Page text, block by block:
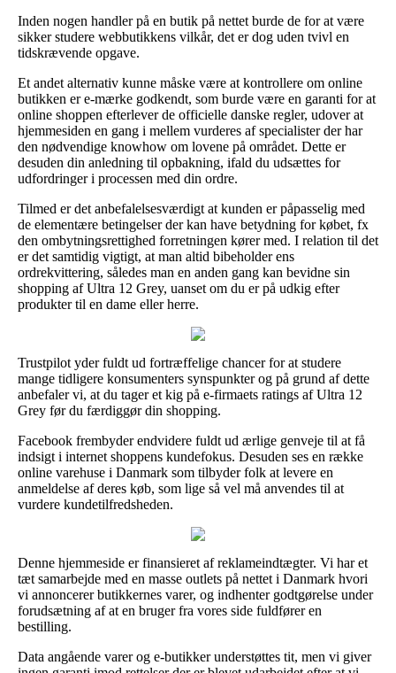
Inden nogen handler på en butik på nettet burde de for at være
sikker studere webbutikkens vilkår, det er dog uden tvivl en
tidskrævende opgave.
Et andet alternativ kunne måske være at kontrollere om online
butikken er e-mærke godkendt, som burde være en garanti for at
online shoppen efterlever de officielle danske regler, udover at
hjemmesiden en gang i mellem vurderes af specialister der har
den nødvendige knowhow om lovene på området. Dette er
desuden din anledning til opbakning, ifald du udsættes for
udfordringer i processen med din ordre.
Tilmed er det anbefalelsesværdigt at kunden er påpasselig med
de elementære betingelser der kan have betydning for købet, fx
den ombytningsrettighed forretningen kører med. I relation til det
er det samtidig vigtigt, at man altid bibeholder ens
ordrekvittering, således man en anden gang kan bevidne sin
shopping af Ultra 12 Grey, uanset om du er på udkig efter
produkter til en dame eller herre.
Trustpilot yder fuldt ud fortræffelige chancer for at studere
mange tidligere konsumenters synspunkter og på grund af dette
anbefaler vi, at du tager et kig på e-firmaets ratings af Ultra 12
Grey før du færdiggør din shopping.
Facebook frembyder endvidere fuldt ud ærlige genveje til at få
indsigt i internet shoppens kundefokus. Desuden ses en række
online varehuse i Danmark som tilbyder folk at levere en
anmeldelse af deres køb, som lige så vel må anvendes til at
vurdere kundetilfredsheden.
Denne hjemmeside er finansieret af reklameindtægter. Vi har et
tæt samarbejde med en masse outlets på nettet i Danmark hvori
vi annoncerer butikkernes varer, og indhenter godtgørelse under
forudsætning af at en bruger fra vores side fuldfører en
bestilling.
Data angående varer og e-butikker understøttes tit, men vi giver